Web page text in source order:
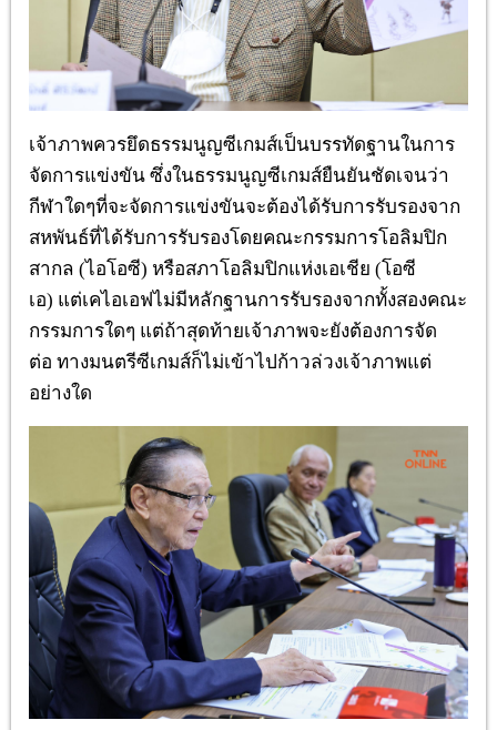
เจ้าภาพควรยึดธรรมนูญซีเกมส์เป็นบรรทัดฐานในการ
จัดการแข่งขัน ซึ่งในธรรมนูญซีเกมส์ยืนยันชัดเจนว่า
กีฬาใดๆที่จะจัดการแข่งขันจะต้องได้รับการรับรองจาก
สหพันธ์ที่ได้รับการรับรองโดยคณะกรรมการโอลิมปิก
สากล (ไอโอซี) หรือสภาโอลิมปิกแห่งเอเชีย (โอซี
เอ) แต่เคไอเอฟไม่มีหลักฐานการรับรองจากทั้งสองคณะ
กรรมการใดๆ แต่ถ้าสุดท้ายเจ้าภาพจะยังต้องการจัด
ต่อ ทางมนตรีซีเกมส์ก็ไม่เข้าไปก้าวล่วงเจ้าภาพแต่
อย่างใด